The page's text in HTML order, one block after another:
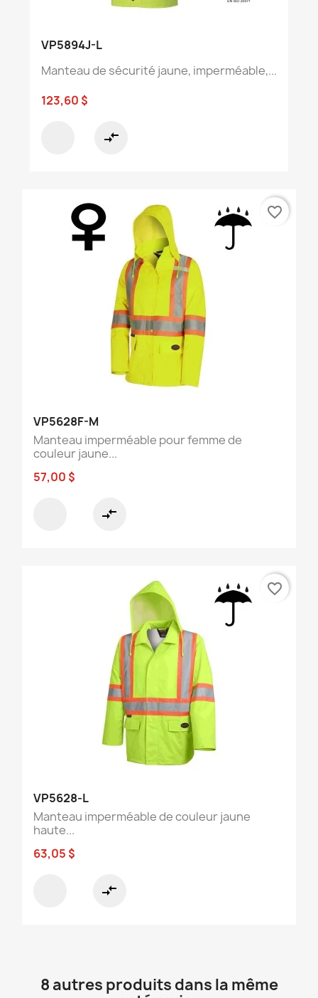
VP5894J-L
Manteau de sécurité jaune, imperméable,...
123,60 $
compare_arrows
VP5628F-M
Manteau imperméable pour femme de
couleur jaune...
57,00 $
compare_arrows
favorite_border
VP5628-L
Manteau imperméable de couleur jaune
haute...
63,05 $
compare_arrows
favorite_border
8 autres produits dans la même